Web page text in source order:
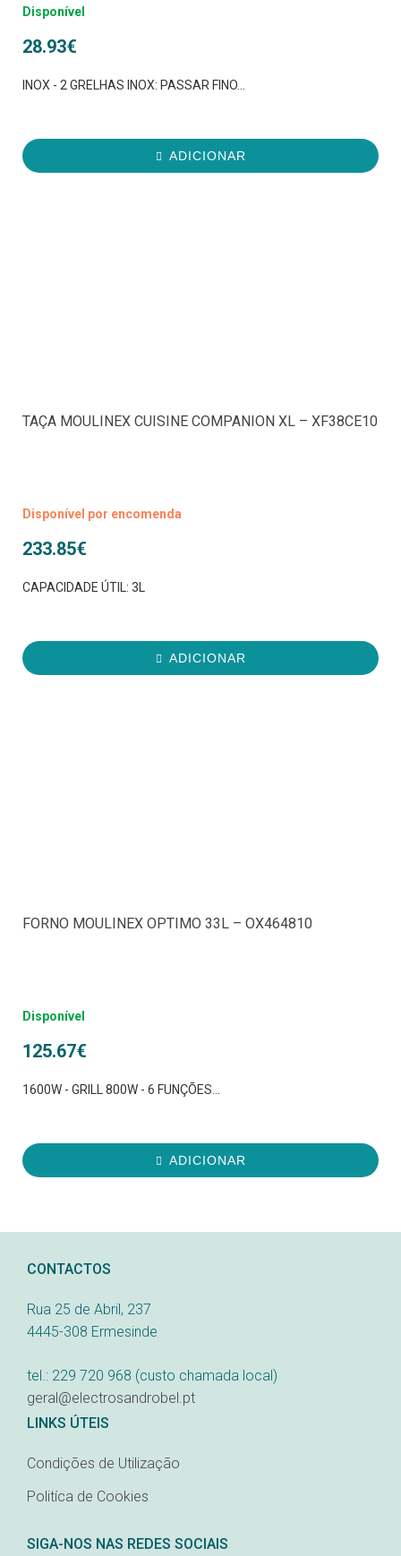
Disponível
28.93€
INOX - 2 GRELHAS INOX: PASSAR FINO...
ADICIONAR
TAÇA MOULINEX CUISINE COMPANION XL – XF38CE10
Disponível por encomenda
233.85€
CAPACIDADE ÚTIL: 3L
ADICIONAR
FORNO MOULINEX OPTIMO 33L – OX464810
Disponível
125.67€
1600W - GRILL 800W - 6 FUNÇÕES...
ADICIONAR
CONTACTOS
Rua 25 de Abril, 237
4445-308 Ermesinde
tel.: 229 720 968 (custo chamada local)
geral@electrosandrobel.pt
LINKS ÚTEIS
Condições de Utilização
Politíca de Cookies
SIGA-NOS NAS REDES SOCIAIS